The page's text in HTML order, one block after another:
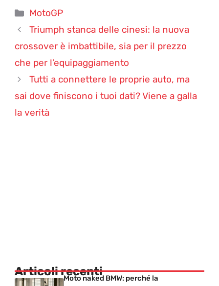
Categorie
MotoGP
Triumph stanca delle cinesi: la nuova
crossover è imbattibile, sia per il prezzo
che per l’equipaggiamento
Tutti a connettere le proprie auto, ma
sai dove finiscono i tuoi dati? Viene a galla
la verità
Articoli recentiMoto naked BMW: perché la